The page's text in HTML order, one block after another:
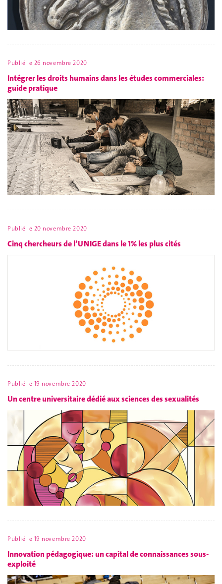
Publié le 26 novembre 2020
Intégrer les droits humains dans les études commerciales:
guide pratique
Publié le 20 novembre 2020
Cinq chercheurs de l’UNIGE dans le 1% les plus cités
Publié le 19 novembre 2020
Un centre universitaire dédié aux sciences des sexualités
Publié le 19 novembre 2020
Innovation pédagogique: un capital de connaissances sous-
exploité